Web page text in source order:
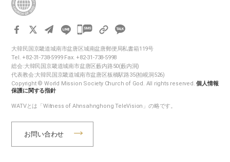
카
오
톡
공
하
大韓民国京畿道城南市盆唐区城南盆唐郵便局私書箱119号
Tel. +82-31-738-5999 Fax. +82-31-738-5998
総会:大韓民国京畿道城南市盆唐区藪内路50(藪内洞)
代表教会:大韓民国京畿道城南市盆唐区板橋駅路35(柏峴洞526)
Copyright © World Mission Society Church of God. All rights reserved.個人情報
保護に関する指針
WATVとは「Witness of Ahnsahnghong TeleVision」の略です。
お問い合わせ